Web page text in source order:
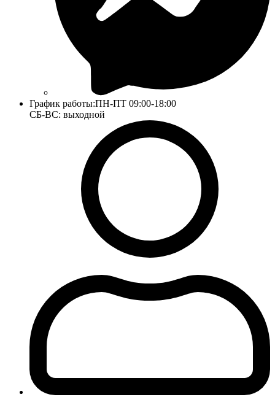
График работы:ПН-ПТ 09:00-18:00
СБ-ВС: выходной